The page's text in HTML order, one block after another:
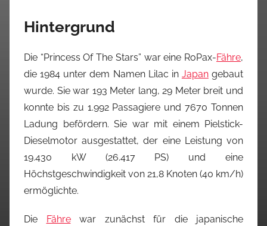
Hintergrund
Die “Princess Of The Stars” war eine RoPax-Fähre,
die 1984 unter dem Namen Lilac in Japangebaut
wurde. Sie war 193 Meter lang, 29 Meter breit und
konnte bis zu 1.992 Passagiere und 7670 Tonnen
Ladung befördern. Sie war mit einem Pielstick-
Dieselmotor ausgestattet, der eine Leistung von
19.430 kW (26.417 PS) und eine
Höchstgeschwindigkeit von 21,8 Knoten (40 km/h)
ermöglichte.
Die Fährewar zunächst für die japanische